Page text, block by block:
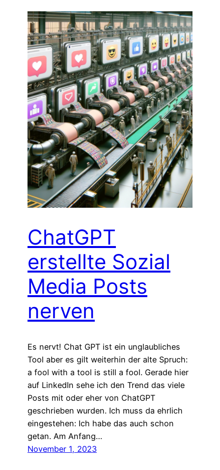
ChatGPT
erstellte Sozial
Media Posts
nerven
Es nervt! Chat GPT ist ein unglaubliches
Tool aber es gilt weiterhin der alte Spruch:
a fool with a tool is still a fool. Gerade hier
auf LinkedIn sehe ich den Trend das viele
Posts mit oder eher von ChatGPT
geschrieben wurden. Ich muss da ehrlich
eingestehen: Ich habe das auch schon
getan. Am Anfang…
November 1, 2023